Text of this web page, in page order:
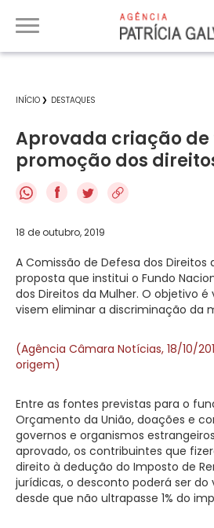
INÍCIO DESTAQUES
Aprovada criação de
promoção dos
f
18 de outubro, 2019
A Comissão de Defesa dos Direitos
proposta que institui o Fundo
dos Direitos da Mulher. O objetivo
visem eliminar a discriminação da
(Agência Câmara Notícias, 18/10/
origem)
Entre as fontes previstas para o
Orçamento da União, doações e
governos e organismos
aprovado, os contribuintes que
direito à dedução do Imposto de
jurídicas, o desconto poderá ser
desde que não ultrapasse 1% do